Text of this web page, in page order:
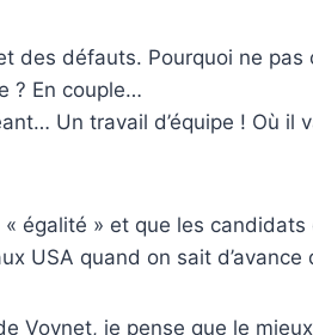
défauts. Pourquoi ne pas
? En couple…
Un travail d’équipe ! Où
égalité » et que les
USA quand on sait
Voynet, je pense que le